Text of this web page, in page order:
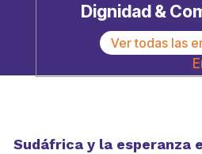
Dignidad &
Ver todas las
Sudáfrica y la esperanza